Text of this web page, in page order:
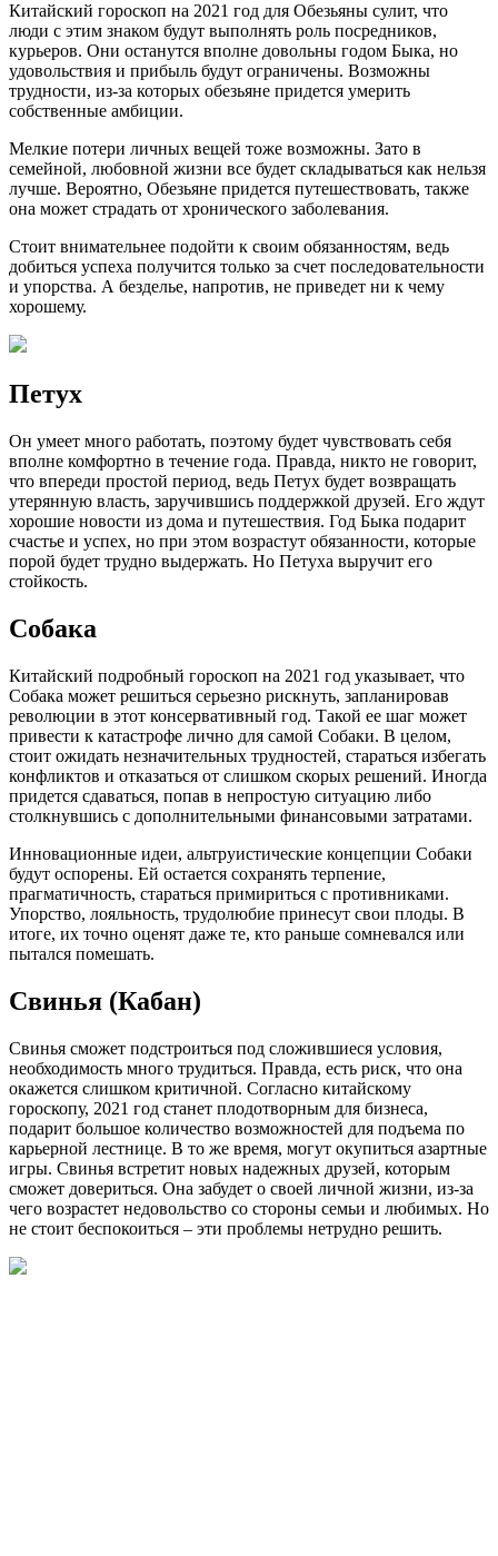
Китайский гороскоп на 2021 год для Обезьяны сулит, что
люди с этим знаком будут выполнять роль посредников,
курьеров. Они останутся вполне довольны годом Быка, но
удовольствия и прибыль будут ограничены. Возможны
трудности, из-за которых обезьяне придется умерить
собственные амбиции.
Мелкие потери личных вещей тоже возможны. Зато в
семейной, любовной жизни все будет складываться как нельзя
лучше. Вероятно, Обезьяне придется путешествовать, также
она может страдать от хронического заболевания.
Стоит внимательнее подойти к своим обязанностям, ведь
добиться успеха получится только за счет последовательности
и упорства. А безделье, напротив, не приведет ни к чему
хорошему.
Петух
Он умеет много работать, поэтому будет чувствовать себя
вполне комфортно в течение года. Правда, никто не говорит,
что впереди простой период, ведь Петух будет возвращать
утерянную власть, заручившись поддержкой друзей. Его ждут
хорошие новости из дома и путешествия. Год Быка подарит
счастье и успех, но при этом возрастут обязанности, которые
порой будет трудно выдержать. Но Петуха выручит его
стойкость.
Собака
Китайский подробный гороскоп на 2021 год указывает, что
Собака может решиться серьезно рискнуть, запланировав
революции в этот консервативный год. Такой ее шаг может
привести к катастрофе лично для самой Собаки. В целом,
стоит ожидать незначительных трудностей, стараться избегать
конфликтов и отказаться от слишком скорых решений. Иногда
придется сдаваться, попав в непростую ситуацию либо
столкнувшись с дополнительными финансовыми затратами.
Инновационные идеи, альтруистические концепции Собаки
будут оспорены. Ей остается сохранять терпение,
прагматичность, стараться примириться с противниками.
Упорство, лояльность, трудолюбие принесут свои плоды. В
итоге, их точно оценят даже те, кто раньше сомневался или
пытался помешать.
Свинья (Кабан)
Свинья сможет подстроиться под сложившиеся условия,
необходимость много трудиться. Правда, есть риск, что она
окажется слишком критичной. Согласно китайскому
гороскопу, 2021 год станет плодотворным для бизнеса,
подарит большое количество возможностей для подъема по
карьерной лестнице. В то же время, могут окупиться азартные
игры. Свинья встретит новых надежных друзей, которым
сможет довериться. Она забудет о своей личной жизни, из-за
чего возрастет недовольство со стороны семьи и любимых. Но
не стоит беспокоиться – эти проблемы нетрудно решить.